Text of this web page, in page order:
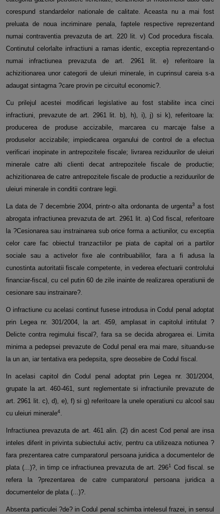
corespund standardelor nationale de calitate. Aceasta nu a mai fost
preluata de noua incriminare penala, faptele respective reprezentand
numai contraventia prevazuta de art. 220 lit. v) Cod procedura fiscala.
Continutul celorlalte infractiuni a ramas identic, exceptia reprezentand-o
numai infractiunea prevazuta de art. 2961 lit. e) referitoare la
achizitionarea unor categorii de uleiuri minerale, in cuprinsul careia s-a
adaugat sintagma ?care provin pe circuitul economic?.
Cu prilejul acestei modificari legislative au fost stabilite inca cinci
infractiuni, prevazute de art. 2961 lit. b), h), i), j) si k), referitoare la:
producerea de produse accizabile, marcarea cu marcaje false a
produselor accizabile; impiedicarea organului de control de a efectua
verificari inopinate in antrepozitele fiscale; livrarea reziduurilor de uleiuri
minerale catre alti clienti decat antrepozitele fiscale de productie;
achizitionarea de catre antrepozitele fiscale de productie a reziduurilor de
uleiuri minerale in conditii contrare legii.
La data de 7 decembrie 2004, printr-o alta ordonanta de urgenta3 a fost
abrogata infractiunea prevazuta de art. 2961 lit. a) Codfiscal, referitoare
la ?Cesionarea sau instrainarea sub orice forma a actiunilor, cu exceptia
celor care fac obiectul tranzactiilor pe piata de capital ori a partilor
sociale sau a activelor fixe ale contribuabililor, fara a fi adusa la
cunostinta autoritatii fiscalecompetente, in vederea efectuarii controlului
financiar-fiscal, cu cel putin 60 de zile inainte de realizarea operatiunii de
cesionare sau instrainare?.
O infractiune cu acelasi continut fusese introdusa in Codul penal adoptat
prin Legea nr. 301/2004, la art. 459, amplasat in capitolul intitulat ?
Delicte contra regimului fiscal?, fara sa se decida abrogarea ei. Limita
minima a pedepsei prevazute de Codul penal era mai mare, situandu-se
la un an, iar tentativa era pedepsita, spre deosebire de Codul fiscal.
In acelasi capitol din Codul penal adoptat prin Legea nr. 301/2004,
grupate la art. 460-461, sunt reglementate si infractiunile prevazute de
art. 2961 lit. c), d), e), f) si g) referitoare la unele operatiuni cu alcool sau
cu uleiuri minerale4.
Infractiunea prevazuta de art. 461 alin. (2) din acest Cod penal are insa
inteles diferit in privinta subiectului activ, pentru ca utilizeaza notiunea ?
fara prezentarea catre cumparatorul persoana juridica a documentelor de
plata (...)?, in timp ce infractiunea prevazuta de art. 2961 Cod fiscal. se
refera la ?prezentarea de catre cumparatorul persoana juridica a
documentelor de plata (...)?.
Absenta particulei ?de? in Codul penal schimba intelesul frazei, in sensul